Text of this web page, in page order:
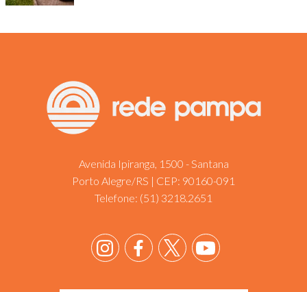
Avenida Ipiranga, 1500 - Santana
Porto Alegre/RS | CEP: 90160-091
Telefone: (51) 3218.2651